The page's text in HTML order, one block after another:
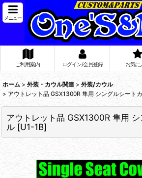
メニュー
ご利用案内 ログイン/会員登録 お気に
ホーム > 外装・カウル関連 > 外装/カウル
> アウトレット品 GSX1300R 隼用 シングルシート
アウトレット品 GSX1300R 隼用
ル [U1-1B]